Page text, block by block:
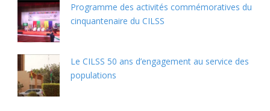
Programme des activités commémoratives du
cinquantenaire du CILSS
Le CILSS 50 ans d’engagement au service des
populations